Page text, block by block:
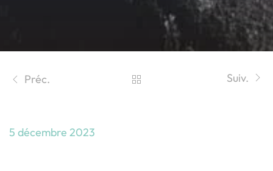
Préc. Suiv.
5 décembre 2023